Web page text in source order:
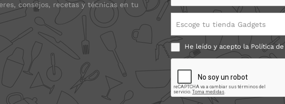
consejos, recetas y técnicas en tu
Escoge tu tienda Gadgets
He leído y acepto la Política